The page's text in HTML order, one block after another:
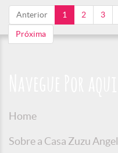
Anterior 1 2 3
Próxima
Home
Sobre a Casa Zuzu Angel